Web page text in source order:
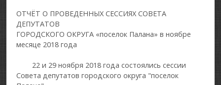
ОТЧЁТ О ПРОВЕДЕННЫХ СЕССИЯХ СОВЕТА
ДЕПУТАТОВ
ГОРОДСКОГО ОКРУГА «поселок Палана» в ноябре
месяце 2018 года
22 и 29 ноября 2018 года состоялись сессии
Совета депутатов городского округа "поселок